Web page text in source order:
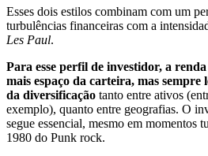
Esses dois estilos combinam com um
turbulências financeiras com a
Les Paul.
Para esse perfil de investidor, a
mais espaço da carteira, mas
da diversificação tanto entre ativos
exemplo), quanto entre geografias. O
segue essencial, mesmo em momentos
1980 do Punk rock.